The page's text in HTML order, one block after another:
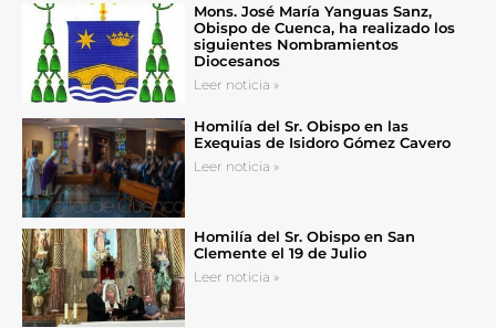
Mons. José María Yanguas Sanz,
Obispo de Cuenca, ha realizado los
siguientes Nombramientos
Diocesanos
Leer noticia »
Homilía del Sr. Obispo en las
Exequias de Isidoro Gómez Cavero
Leer noticia »
Homilía del Sr. Obispo en San
Clemente el 19 de Julio
Leer noticia »